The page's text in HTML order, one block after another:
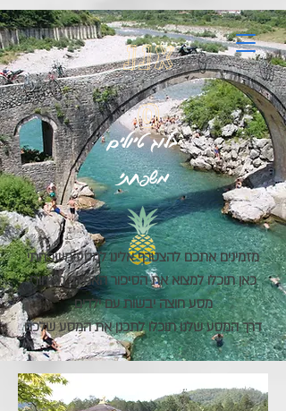
אננ
ס
בלוג טיולים
משפחתי
מזמינים אתכם להצטרף אלינו למסע משפחתי
כאן תוכלו למצוא את הסיפור האמיתי מאחורי
מסע חוצה יבשות עם ילדים
דרך המסע שלנו תוכלו לתכנן את המסע שלכם